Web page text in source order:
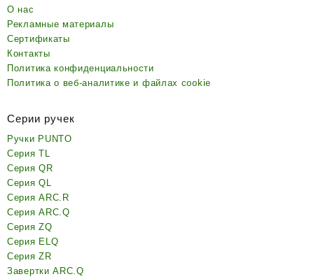
О нас
Рекламные материалы
Сертификаты
Контакты
Политика конфиденциальности
Политика о веб-аналитике и файлах cookie
Серии ручек
Ручки PUNTO
Серия TL
Серия QR
Серия QL
Серия ARC.R
Серия ARC.Q
Серия ZQ
Серия ELQ
Серия ZR
Завертки ARC.Q